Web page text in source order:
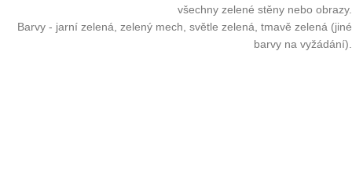
všechny zelené stěny nebo obrazy.
Barvy - jarní zelená, zelený mech, světle zelená, tmavě zelená (jiné
barvy na vyžádání).